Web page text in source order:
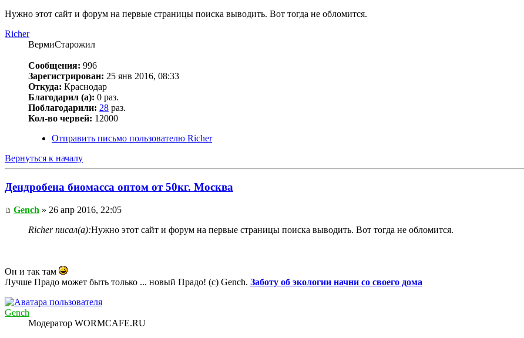
Нужно этот сайт и форум на первые страницы поиска выводить. Вот тогда не обломится.
Richer
ВермиСтарожил
Сообщения: 996
Зарегистрирован: 25 янв 2016, 08:33
Откуда: Краснодар
Благодарил (а): 0 раз.
Поблагодарили: 28 раз.
Кол-во червей: 12000
Отправить письмо пользователю Richer
Вернуться к началу
Дендробена биомасса оптом от 50кг. Москва
Gench » 26 апр 2016, 22:05
Richer писал(а):Нужно этот сайт и форум на первые страницы поиска выводить. Вот тогда не обломится.
Он и так там
Лучше Прадо может быть только ... новый Прадо! (c) Gench. Заботу об экологии начни со своего дома
Gench
Модератор WORMCAFE.RU